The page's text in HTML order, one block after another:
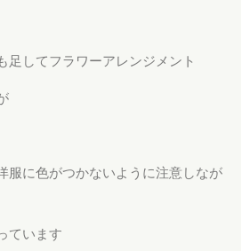
足してフラワーアレンジメント
服に色がつかないように注意しなが
ています